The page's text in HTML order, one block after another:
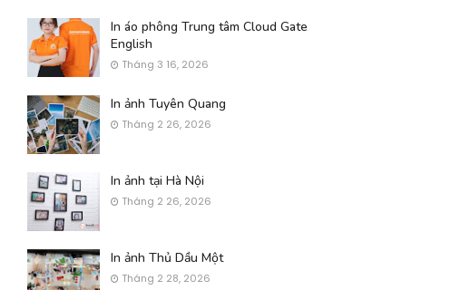
In áo phông Trung tâm Cloud Gate
English
Tháng 3 16, 2026
In ảnh Tuyên Quang
Tháng 2 26, 2026
In ảnh tại Hà Nội
Tháng 2 26, 2026
In ảnh Thủ Dầu Một
Tháng 2 28, 2026